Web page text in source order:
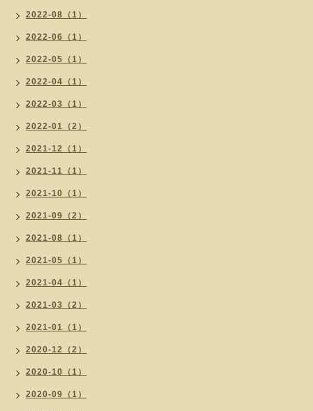
2022-08（1）
2022-06（1）
2022-05（1）
2022-04（1）
2022-03（1）
2022-01（2）
2021-12（1）
2021-11（1）
2021-10（1）
2021-09（2）
2021-08（1）
2021-05（1）
2021-04（1）
2021-03（2）
2021-01（1）
2020-12（2）
2020-10（1）
2020-09（1）